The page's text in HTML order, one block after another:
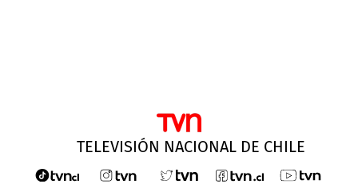
TELEVISIÓN NACIONAL DE CHILE